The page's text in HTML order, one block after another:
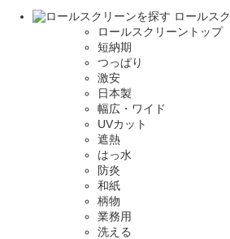
ロールス
ロールスクリーントップ
短納期
つっぱり
激安
日本製
幅広・ワイド
UVカット
遮熱
はっ水
防炎
和紙
柄物
業務用
洗える